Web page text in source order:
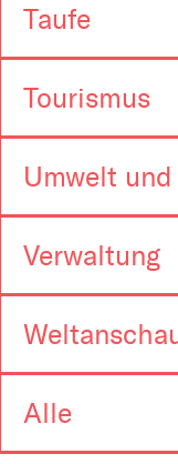
Taufe
Tourismus
Umwelt
Verwaltung
Alle